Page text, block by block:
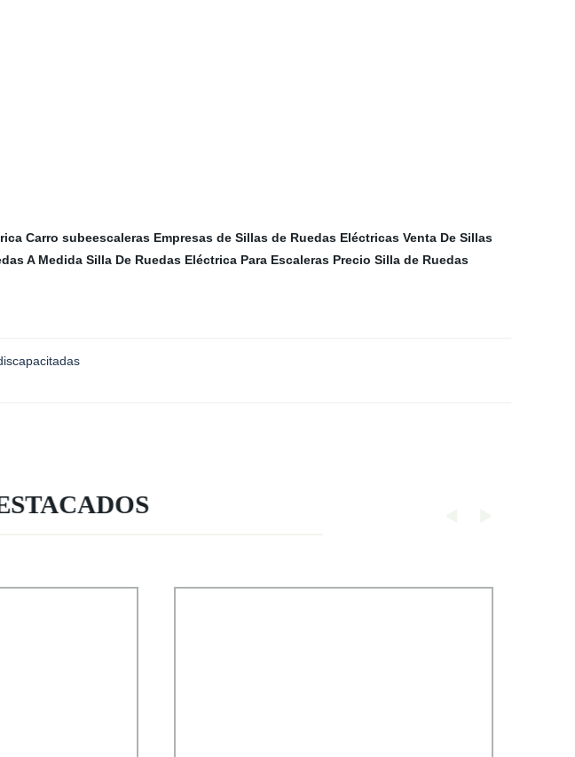
Carro subeescaleras Empresas de Sillas de Ruedas Eléctricas Venta De Sillas
A Medida Silla De Ruedas Eléctrica Para Escaleras Precio Silla de Ruedas